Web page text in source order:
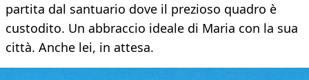
partita dal santuario dove il prezioso quadro è
custodito. Un abbraccio ideale di Maria con la sua
città. Anche lei, in attesa.